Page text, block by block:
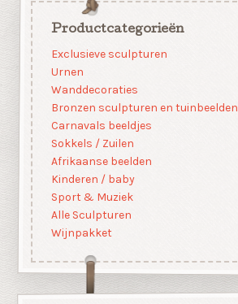
Productcategorieën
Exclusieve sculpturen
Urnen
Wanddecoraties
Bronzen sculpturen en tuinbeelden
Carnavals beeldjes
Sokkels / Zuilen
Afrikaanse beelden
Kinderen / baby
Sport & Muziek
Alle Sculpturen
Wijnpakket